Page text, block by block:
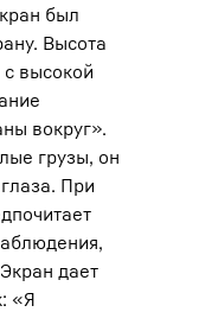
был
Высота
высокой
вокруг».
грузы, он
При
дает
«Я